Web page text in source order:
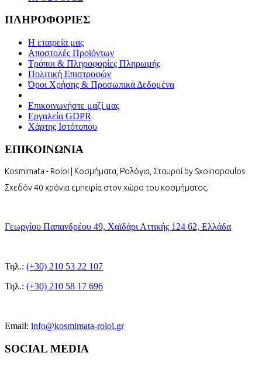
ΠΛΗΡΟΦΟΡΙΕΣ
Η εταιρεία μας
Αποστολές Προϊόντων
Τρόποι & Πληροφορίες Πληρωμής
Πολιτική Επιστροφών
Όροι Χρήσης & Προσωπικά Δεδομένα
Επικοινωνήστε μαζί μας
Εργαλεία GDPR
Χάρτης Ιστότοπου
ΕΠΙΚΟΙΝΩΝΙΑ
Kosmimata - Roloi | Κοσμήματα, Ρολόγια, Σταυροί by Sxoinopoulos
Σχεδόν 40 χρόνια εμπειρία στον χώρο του κοσμήματος.
Γεωργίου Παπανδρέου 49, Χαϊδάρι Αττικής 124 62, Ελλάδα
Τηλ.: (+30) 210 53 22 107
Τηλ.: (+30) 210 58 17 696
Email: info@kosmimata-roloi.gr
SOCIAL MEDIA